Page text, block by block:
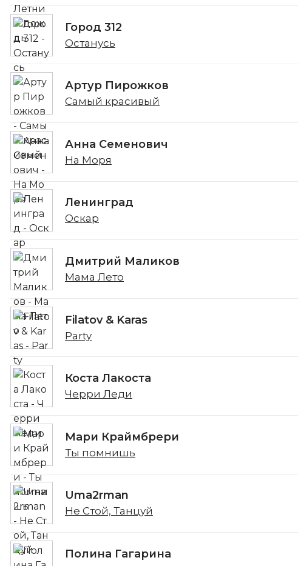
Город 312
Останусь
Артур Пирожков
Самый красивый
Анна Семенович
На Моря
Ленинград
Оскар
Дмитрий Маликов
Мама Лето
Filatov & Karas
Party
Коста Лакоста
Черри Леди
Мари Краймбрери
Ты помнишь
Uma2rman
Не Стой, Танцуй
Полина Гагарина